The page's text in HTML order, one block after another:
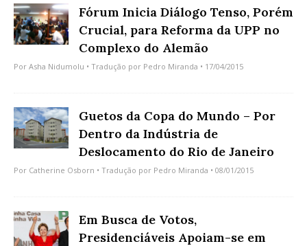
Fórum Inicia Diálogo Tenso, Porém
Crucial, para Reforma da UPP no
Complexo do Alemão
Por Asha Nidumolu • Tradução por Pedro Miranda • 17/04/2015
Guetos da Copa do Mundo – Por
Dentro da Indústria de
Deslocamento do Rio de Janeiro
Por Catherine Osborn • Tradução por Pedro Miranda • 08/01/2015
Em Busca de Votos,
Presidenciáveis Apoiam-se em